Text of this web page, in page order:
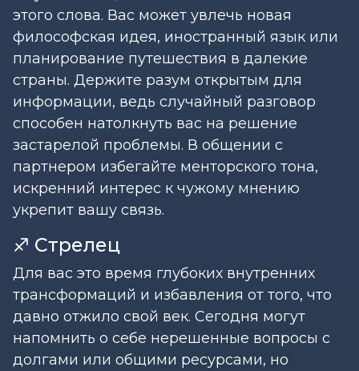
этого слова. Вас может увлечь новая
философская идея, иностранный язык или
планирование путешествия в далекие
страны. Держите разум открытым для
информации, ведь случайный разговор
способен натолкнуть вас на решение
застарелой проблемы. В общении с
партнером избегайте менторского тона,
искренний интерес к чужому мнению
укрепит вашу связь.
♐ Стрелец
Для вас это время глубоких внутренних
трансформаций и избавления от того, что
давно отжило свой век. Сегодня могут
напомнить о себе нерешенные вопросы с
долгами или общими ресурсами, но